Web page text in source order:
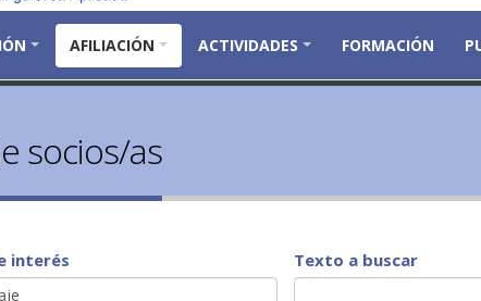
AFILIACIÓN ACTIVIDADES FORMACIÓN
usted aquí
socios/as
interés Texto a buscar